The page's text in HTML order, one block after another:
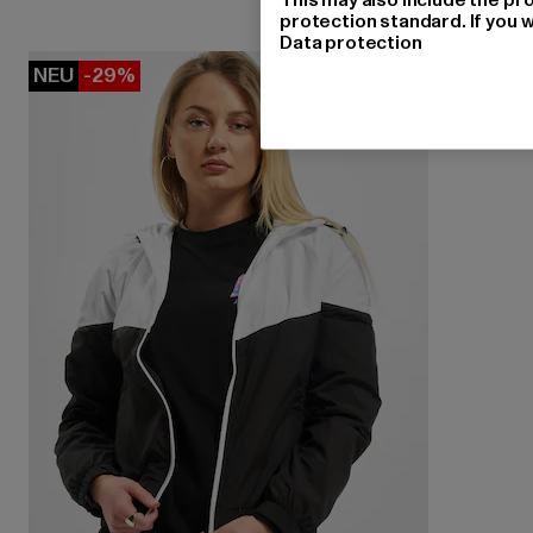
NEU -29%
protection standard. If you
Data protection